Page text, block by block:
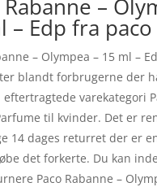
Rabanne –
– Edp fra
– Olympea – 15 ml –
blandt forbrugerne der
varekategori
til kvinder. Det er
14 dages returret der er
det forkerte. Du kan
Paco Rabanne –